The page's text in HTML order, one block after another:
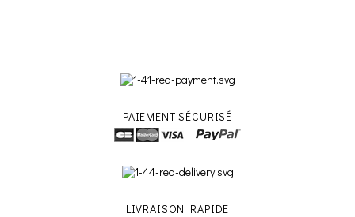
PAIEMENT SÉCURISÉ
LIVRAISON RAPIDE